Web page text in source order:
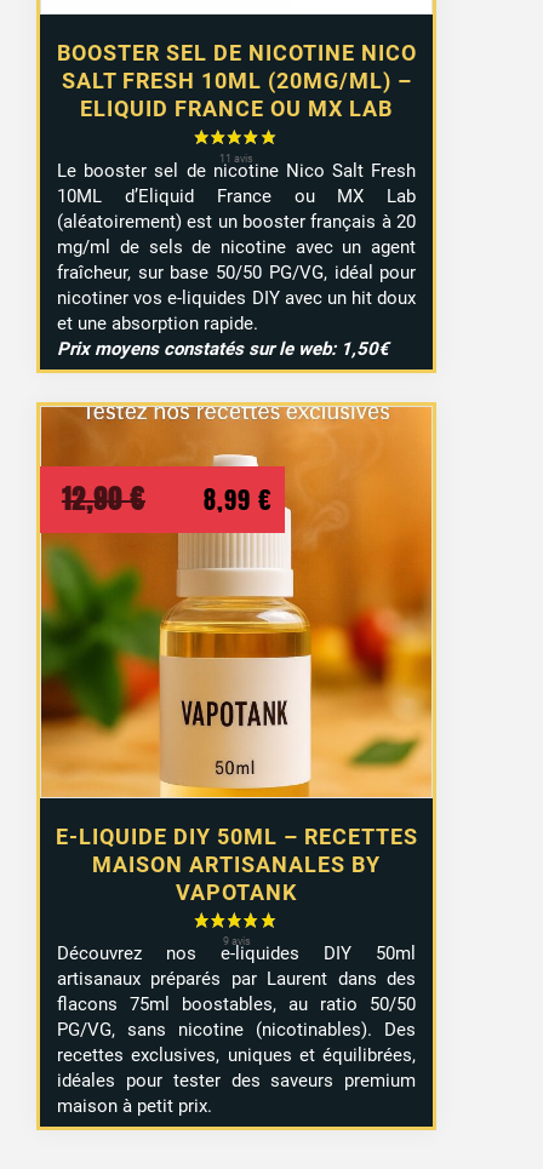
BOOSTER SEL DE NICOTINE NICO
SALT FRESH 10ML (20MG/ML) –
ELIQUID FRANCE OU MX LAB
Le booster sel de nicotine Nico Salt Fresh
10ML d’Eliquid France ou MX Lab
(aléatoirement) est un booster français à 20
mg/ml de sels de nicotine avec un agent
fraîcheur, sur base 50/50 PG/VG, idéal pour
nicotiner vos e-liquides DIY avec un hit doux
et une absorption rapide.
Prix moyens constatés sur le web: 1,50€
E-LIQUIDE DIY 50ML – RECETTES
MAISON ARTISANALES BY
VAPOTANK
12,90€
Le
prix
initial
était :
12,90 €.
8,99 €
Le
prix
actuel
est :
8,99 €.
Découvrez nos e-liquides DIY 50ml
artisanaux préparés par Laurent dans des
flacons 75ml boostables, au ratio 50/50
PG/VG, sans nicotine (nicotinables). Des
recettes exclusives, uniques et équilibrées,
idéales pour tester des saveurs premium
maison à petit prix.